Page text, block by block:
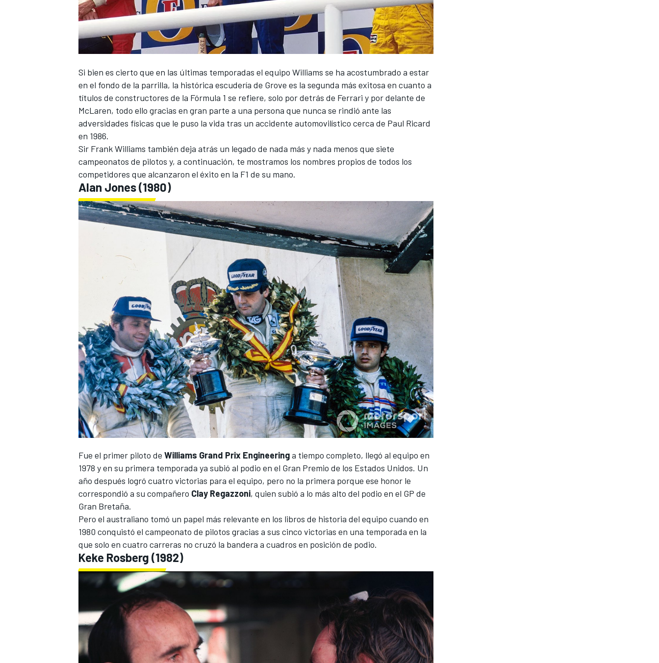
MÁS CATEGORÍAS
Si bien es cierto que en las últimas temporadas el equipo Williams se ha acostumbrado a estar
en el fondo de la parrilla, la histórica escudería de Grove es la segunda más exitosa en cuanto a
títulos de constructores de la Fórmula 1 se refiere, solo por detrás de Ferrari y por delante de
McLaren, todo ello gracias en gran parte a una persona que nunca se rindió ante las
adversidades físicas que le puso la vida tras un accidente automovilístico cerca de Paul Ricard
en 1986.
Sir Frank Williams también deja atrás un legado de nada más y nada menos que siete
campeonatos de pilotos y, a continuación, te mostramos los nombres propios de todos los
competidores que alcanzaron el éxito en la F1 de su mano.
Alan Jones(1980)
Fue el primer piloto de Williams Grand Prix Engineeringa tiempo completo, llegó al equipo en
1978 y en su primera temporada ya subió al podio en el Gran Premio de los Estados Unidos. Un
año después logró cuatro victorias para el equipo, pero no la primera porque ese honor le
correspondió a su compañero Clay Regazzoni, quien subió a lo más alto del podio en el GP de
Gran Bretaña.
Pero el australiano tomó un papel más relevante en los libros de historia del equipo cuando en
1980 conquistó el campeonato de pilotos gracias a sus cinco victorias en una temporada en la
que solo en cuatro carreras no cruzó la bandera a cuadros en posición de podio.
Keke Rosberg (1982)